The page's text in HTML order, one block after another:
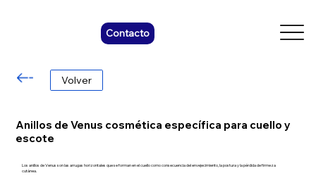
Contacto
Volver
Anillos de Venus cosmética específica para cuello y
escote
Los anillos de Venus son las arrugas horizontales que se forman en el cuello como consecuencia del envejecimiento, la postura y la pérdida de firmeza
cutánea.